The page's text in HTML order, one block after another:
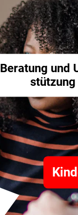
Beratung und
stützung